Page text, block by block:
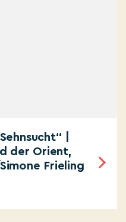
|
der Orient,
Frieling